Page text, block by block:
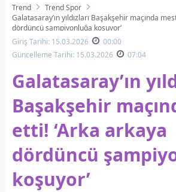
Trend
Trend Spor
Galatasaray’ın yıldızları Başakşehir maçında
dördüncü şampiyonluğa koşuyor’
Giriş Tarihi: 15.03.2026
00:00
Güncelleme Tarihi: 15.03.2026
07:04
Galatasaray’ın
Başakşehir
etti! ‘Arka arkaya
dördüncü
koşuyor’